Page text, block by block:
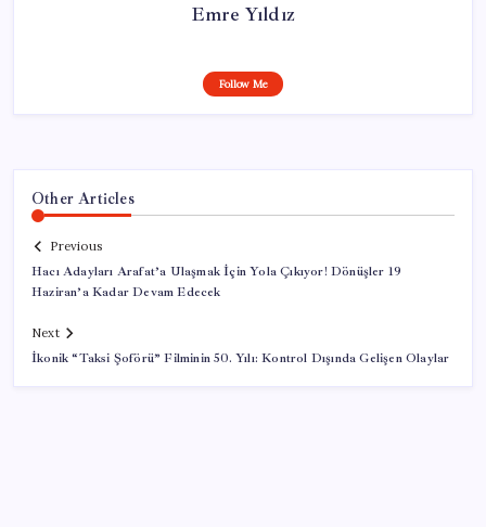
Emre Yıldız
Follow Me
Other Articles
Previous
Hacı Adayları Arafat’a Ulaşmak İçin Yola Çıkıyor! Dönüşler 19
Haziran’a Kadar Devam Edecek
Next
İkonik “Taksi Şoförü” Filminin 50. Yılı: Kontrol Dışında Gelişen Olaylar